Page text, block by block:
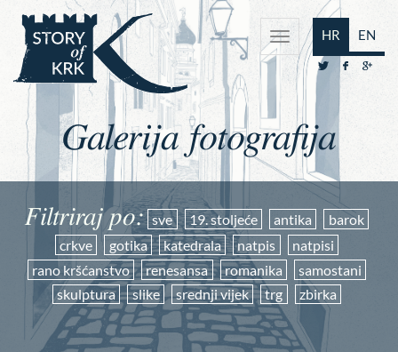
HR EN
Galerija fotografija
Filtriraj po: sve 19. stoljeće antika
barok
crkve
gotika katedrala natpis
natpisi
rano kršćanstvo
renesansa romanika
samostani
skulptura
slike srednji vijek trg zbirka